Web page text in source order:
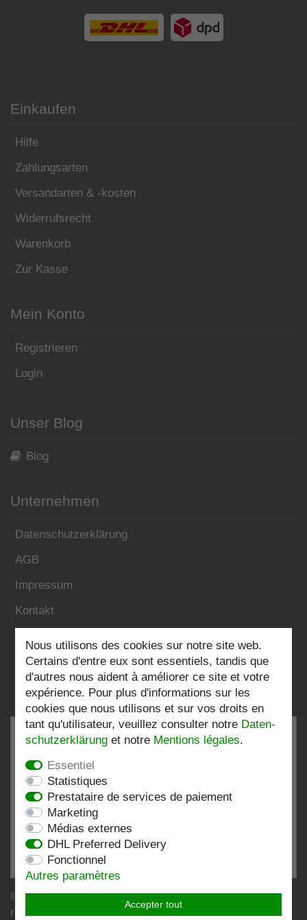
Einkaufen
Hilfe
Zahlungsarten
Versandarten & -kosten
Widerrufsrecht
Warenkorb
Zur Kasse
Mein Konto
Registrieren
Login
Unser Blog
Blog
Unternehmen
Datenschutzerklärung
AGB
Impressum
Kontakt
Folgen Sie uns:
de 199 Évaluations
chez:shopvote.de, Amazon
Voir le profil d'évaluation sur SHOPVOTE.DE
Informations sur l'authenticité des évaluations des clients
© Copyright 2026 | Stockshop.de GmbH. Tous droits
réservés.
Nous utilisons des cookies sur notre site web.
Certains d'entre eux sont essentiels, tandis que
d'autres nous aident à améliorer ce site et votre
expérience. Pour plus d'informations sur les
cookies que nous utilisons et sur vos droits en
tant qu'utilisateur, veuillez consulter notre Daten­
schutz­erklärung et notre Mentions légales.
Essentiel
Statistiques
Prestataire de services de paiement
Marketing
Médias externes
DHL Preferred Delivery
Fonctionnel
Autres paramètres
Accepter tout